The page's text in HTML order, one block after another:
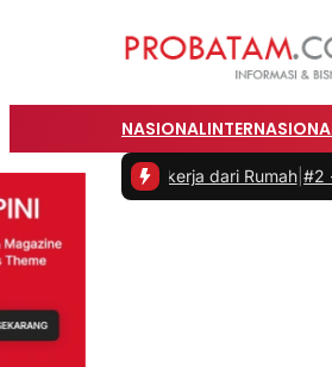
NASIONAL
saat Bekerja dari Rumah|#2 -Masalah